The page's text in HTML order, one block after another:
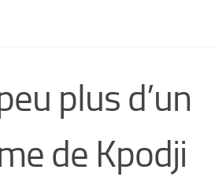
plus d’un
de Kpodji